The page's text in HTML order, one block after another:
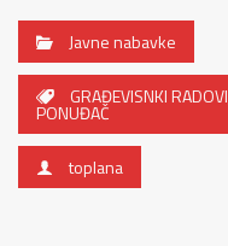
Javne nabavke
GRAĐEVISNKI RADOVI
PONUĐAČ
toplana